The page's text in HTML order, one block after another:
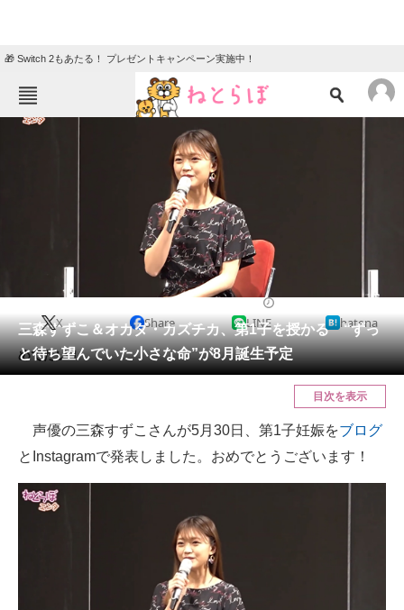
🎁 Switch 2もあたる！ プレゼントキャンペーン実施中！
ねとらぼメニュー
ニュース
クイズ
地域
教育・育児
リサーチ
会員記事
メディア
ITの今と未来を見通す
スマホと通信の最新トレンド
進化するPCとデバイスの未来
好きが集まる 比べて選べる
ビジネスと働き方のヒント
三森すずこ＆オカダ・カズチカ、第1子を授かる “ずっ
と待ち望んでいた小さな命”が8月誕生予定
X Share LINE hatena
めでたい！
目次を表示
声優の三森すずこさんが5月30日、第1子妊娠をブログ
とInstagramで発表しました。おめでとうございます！